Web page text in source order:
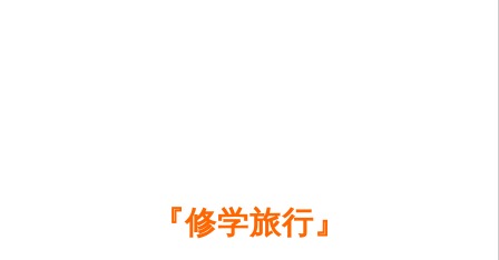
『修学旅行』